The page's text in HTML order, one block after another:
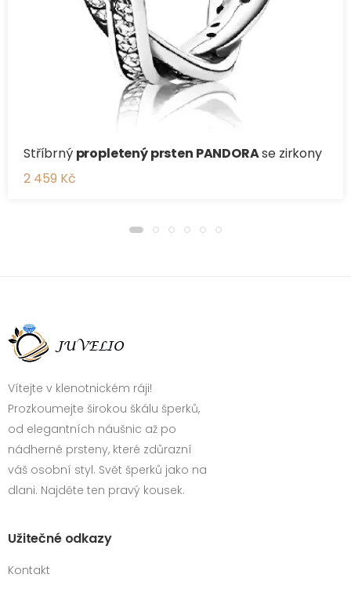
Stříbrný propletený prsten PANDORAse zirkony
2 459 Kč
Vítejte v klenotnickém ráji!
Prozkoumejte širokou škálu šperků,
od elegantních náušnic až po
nádherné prsteny, které zdůrazní
váš osobní styl. Svět šperků jako na
dlani. Najděte ten pravý kousek.
Užitečné odkazy
Kontakt